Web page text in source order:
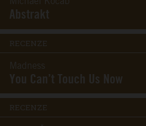
Abstrakt
RECENZE
Madness
You Can’t Touch Us Now
RECENZE